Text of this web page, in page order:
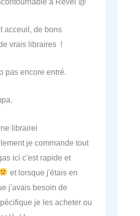
acceuil, de bons
vrais libraires !
pas encore entré.
librairei
je commande tout
ici c'est rapide et
et lorsque j'étais en
j'avais besoin de
je les acheter ou